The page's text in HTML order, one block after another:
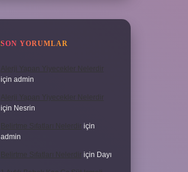
SON YORUMLAR
Alerji Yapan Yiyecekler Nelerdir
için admin
Alerji Yapan Yiyecekler Nelerdir
için Nesrin
Belirtme Sıfatları Nelerdir için
admin
Belirtme Sıfatları Nelerdir için Dayı